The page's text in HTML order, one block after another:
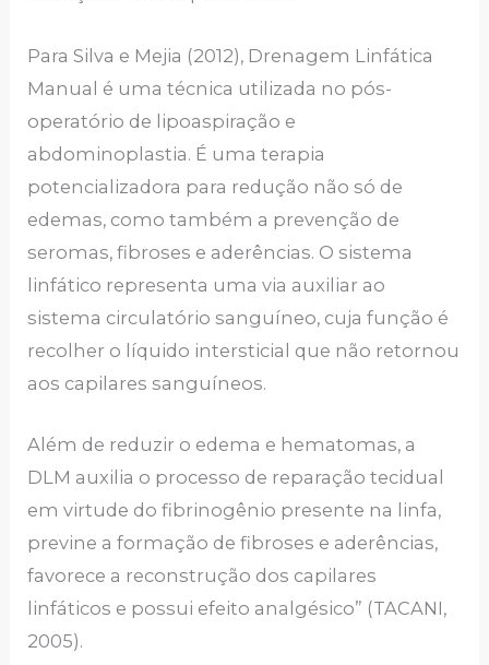
Para Silva e Mejia (2012), Drenagem Linfática
Manual é uma técnica utilizada no pós-
operatório de lipoaspiração e
abdominoplastia. É uma terapia
potencializadora para redução não só de
edemas, como também a prevenção de
seromas, fibroses e aderências. O sistema
linfático representa uma via auxiliar ao
sistema circulatório sanguíneo, cuja função é
recolher o líquido intersticial que não retornou
aos capilares sanguíneos.
Além de reduzir o edema e hematomas, a
DLM auxilia o processo de reparação tecidual
em virtude do fibrinogênio presente na linfa,
previne a formação de fibroses e aderências,
favorece a reconstrução dos capilares
linfáticos e possui efeito analgésico” (TACANI,
2005).